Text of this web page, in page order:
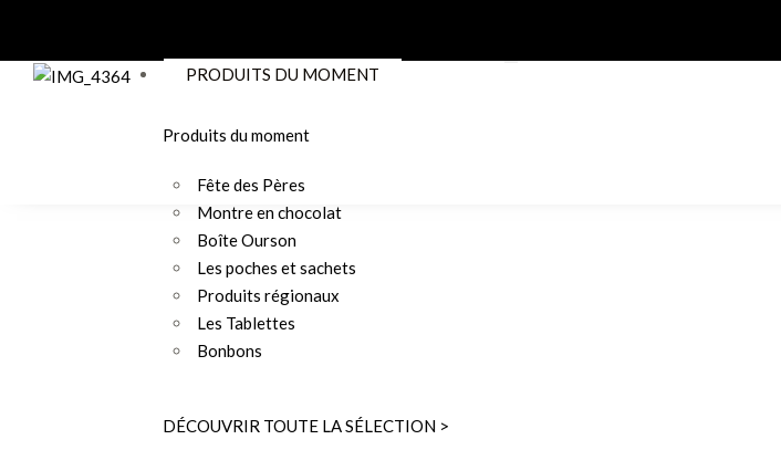
PRODUITS DU MOMENT
Produits du moment
Fête des Pères
Montre en chocolat
Boîte Ourson
Les poches et sachets
Produits régionaux
Les Tablettes
Bonbons
DÉCOUVRIR TOUTE LA SÉLECTION >